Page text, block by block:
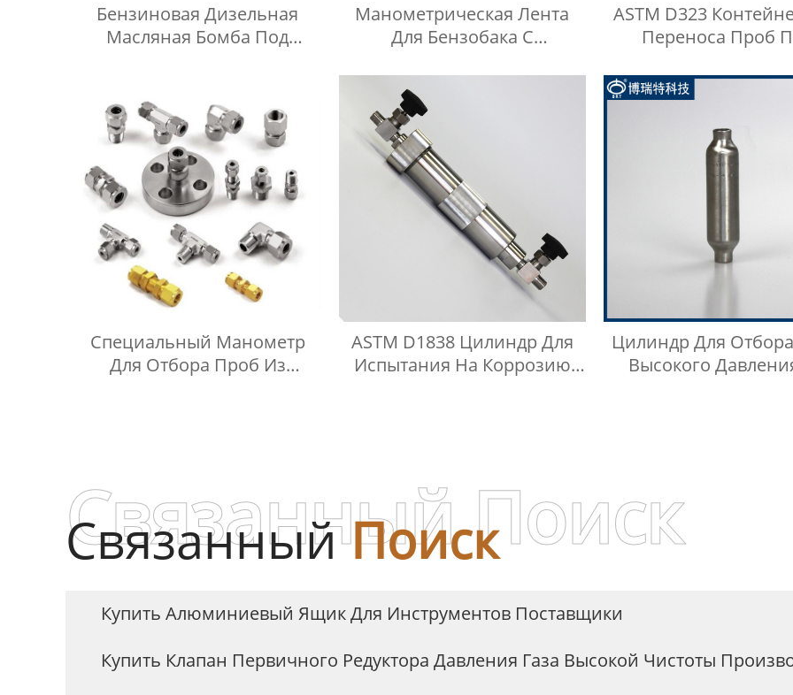
Бензиновая Дизельная
Масляная Бомба Под
Манометрическая Лента
Для Бензобака С
ASTM D323
Переноса Проб
Специальный Манометр
Для Отбора Проб Из
ASTM D1838 Цилиндр Для
Испытания На Коррозию
Цилиндр Для
Высокого
СвязанныйПоиск
Связанный Поиск
Купить Алюминиевый Ящик Для Инструментов Поставщики
Купить Клапан Первичного Редуктора Давления Газа Высокой Чистоты